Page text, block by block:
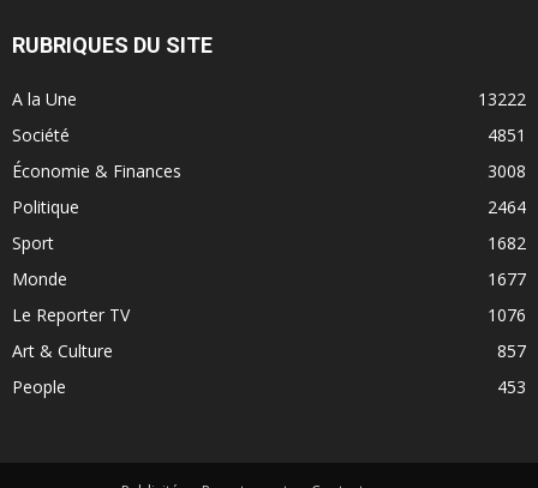
RUBRIQUES DU SITE
A la Une
13222
Société
4851
Économie & Finances
3008
Politique
2464
Sport
1682
Monde
1677
Le Reporter TV
1076
Art & Culture
857
People
453